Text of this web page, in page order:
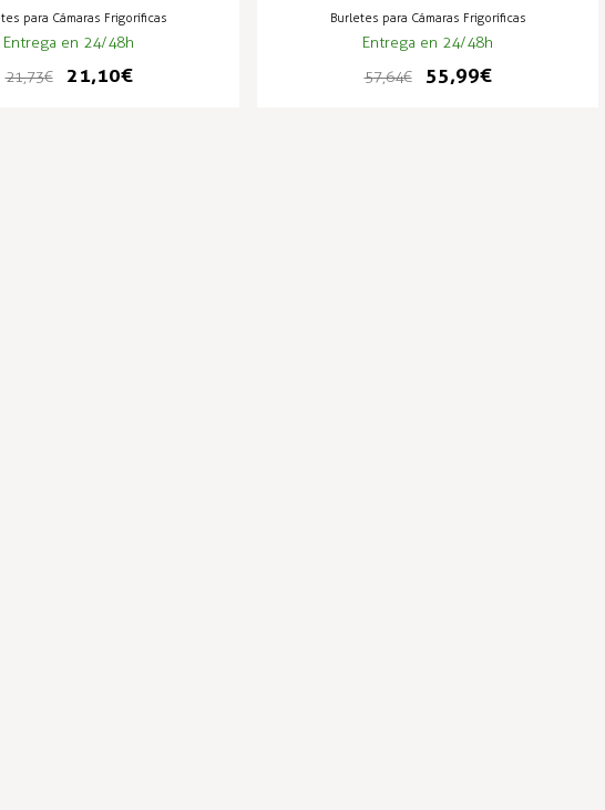
para Cámaras Frigoríficas
Entrega en 24/48h
21,73 €
21,10 €
Burletes para Cámaras Frigoríficas
Entrega en 24/48h
57,64 €
55,99 €